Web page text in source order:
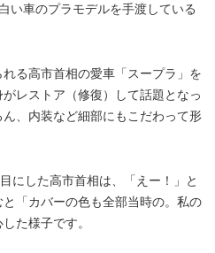
い車のプラモデルを手渡している
る高市首相の愛車「スープラ」を
レストア（修復）して話題となっ
、内装など細部にもこだわって形
にした高市首相は、「えー！」と
「カバーの色も全部当時の。私の
た様子です。